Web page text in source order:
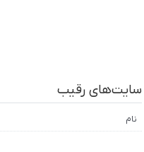
سایت‌های رقیب
نام